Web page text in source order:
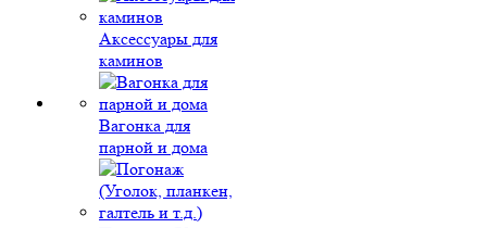
Аксессуары для
каминов
Вагонка для
парной и дома